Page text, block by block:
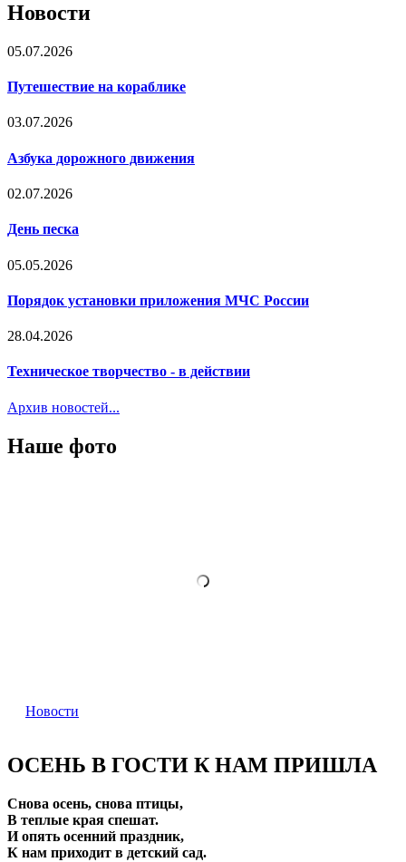
Новости
05.07.2026
Путешествие на кораблике
03.07.2026
Азбука дорожного движения
02.07.2026
День песка
05.05.2026
Порядок установки приложения МЧС России
28.04.2026
Техническое творчество - в действии
Архив новостей...
Наше фото
Новости
ОСЕНЬ В ГОСТИ К НАМ ПРИШЛА
Снова осень, снова птицы,
В теплые края спешат.
И опять осенний праздник,
К нам приходит в детский сад.